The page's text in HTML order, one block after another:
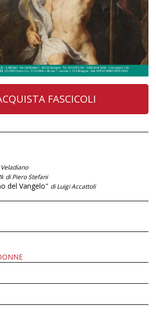
FASCICOLI
di Piero Stefani
del Vangelo" di Luigi Accattoli